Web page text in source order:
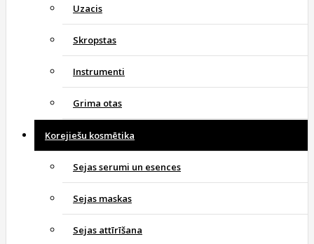
Uzacis
Skropstas
Instrumenti
Grima otas
Korejiešu kosmētika
Sejas serumi un esences
Sejas maskas
Sejas attīrīšana